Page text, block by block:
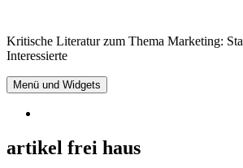
Inhalt
Kritische Literatur zum Thema Marketing:
Interessierte
Menü und Widgets
artikel frei haus